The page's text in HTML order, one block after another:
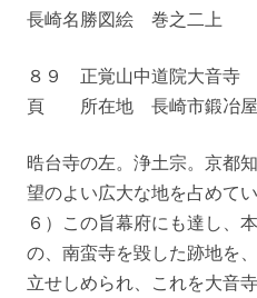
長崎名勝図絵 巻之二
８９ 正覚山中道院大音
頁 所在地 長崎市鍛冶
晧台寺の左。浄土宗。京都
望のよい広大な地を占めて
６）この旨幕府にも達し、
の、南蛮寺を毀した跡地を
立せしめられ、これを大音